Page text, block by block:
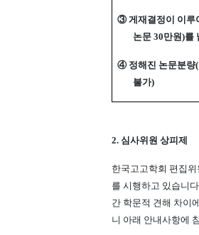
③ 게재결정이 이루
논문30만원)를
④ 정해진 논문분량(
불가)
2. 심사위원 상피제
한국고고학회 편집
를 시행하고 있습니다
간 학문적 견해 차이
니 아래 안내사항에